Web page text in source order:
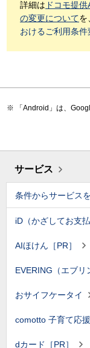
詳細は ドコモ提
の変更についてを
おけるご利用条
「Android」は、
サービス
条件からサービス
iD（かざしてお支
AIほけん［PR］
EVERING（エブリ
おサイフケータイ
comotto 子育て応
dカード［PR］